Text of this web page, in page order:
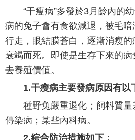
“干瘦病”多發於3月齡內的
病的兔子會有食欲減退，被毛
行走，眼結膜蒼白，逐漸消瘦
衰竭而死。即使是生存下來的
去養殖價值。
1.干瘦病主要發病原因有以
種野兔嚴重退化；飼料質
傳染病；某些內科病。
2.綜合防治措施如下：